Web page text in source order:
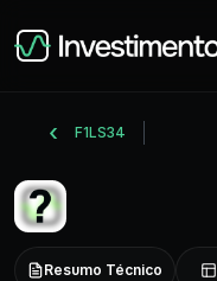
F1LS34
Resumo Técnico